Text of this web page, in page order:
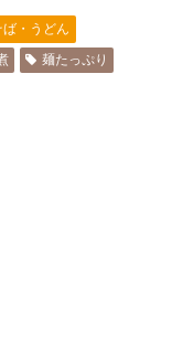
ば・うどん
麺たっぷり